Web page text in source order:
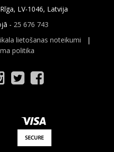
LV-1046, Latvija
- 25 676 743
lietošanas noteikumi |
politika